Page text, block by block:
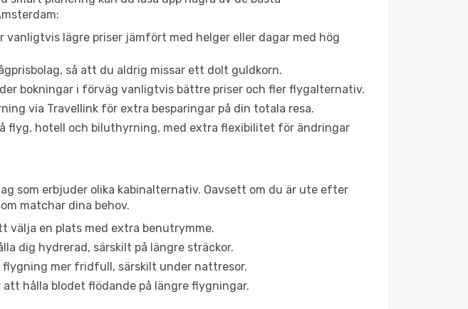
vanligtvis lägre priser jämfört med helger eller dagar med hög
så att du aldrig missar ett dolt guldkorn.
bokningar i förväg vanligtvis bättre priser och fler flygalternativ.
via Travellink för extra besparingar på din totala resa.
flyg, hotell och biluthyrning, med extra flexibilitet för ändringar
som erbjuder olika kabinalternativ. Oavsett om du är ute efter
matchar dina behov.
välja en plats med extra benutrymme.
dig hydrerad, särskilt på längre sträckor.
mer fridfull, särskilt under nattresor.
hålla blodet flödande på längre flygningar.